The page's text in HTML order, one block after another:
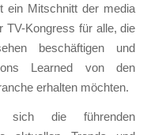
ein Mitschnitt der media
TV-Kongress für alle, die
beschäftigen und
Learned von den
erhalten möchten.
die führenden